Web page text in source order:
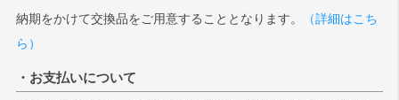
納期をかけて交換品をご用意することとなります。
（詳細はこち
ら）
・お支払いについて